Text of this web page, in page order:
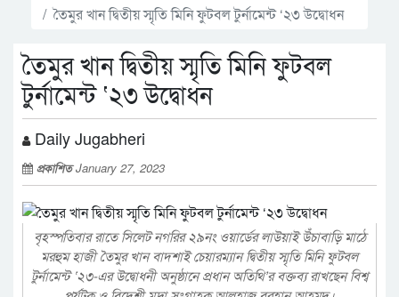
তৈমুর খান দ্বিতীয় স্মৃতি মিনি ফুটবল টুর্নামেন্ট ‘২৩ উদ্বোধন
তৈমুর খান দ্বিতীয় স্মৃতি মিনি ফুটবল
টুর্নামেন্ট ‘২৩ উদ্বোধন
Daily Jugabheri
প্রকাশিতJanuary 27, 2023
বৃহস্পতিবার রাতে সিলেট নগরির ২৯নং ওয়ার্ডের লাউয়াই উঁচাবাড়ি মাঠে
মরহুম হাজী তৈমুর খান বাদশাই চেয়ারম্যান দ্বিতীয় স্মৃতি মিনি ফুটবল
টুর্নামেন্ট ‘২৩-এর উদ্বোধনী অনুষ্ঠানে প্রধান অতিথি’র বক্তব্য রাখছেন বিশ্ব